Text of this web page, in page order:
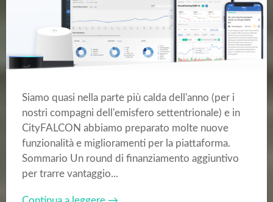
Siamo quasi nella parte più calda dell'anno (per i
nostri compagni dell'emisfero settentrionale) e in
CityFALCON abbiamo preparato molte nuove
funzionalità e miglioramenti per la piattaforma.
Sommario Un round di finanziamento aggiuntivo
per trarre vantaggio...